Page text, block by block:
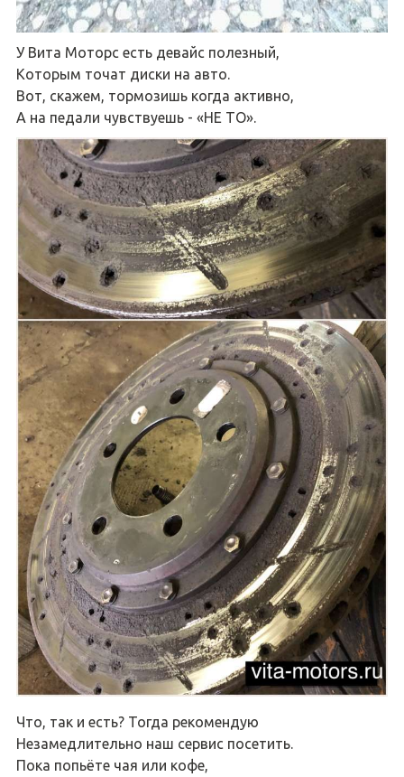
У Вита Моторс есть девайс полезный,
Которым точат диски на авто.
Вот, скажем, тормозишь когда активно,
А на педали чувствуешь - «НЕ ТО».
Что, так и есть? Тогда рекомендую
Незамедлительно наш сервис посетить.
Пока попьёте чая или кофе,